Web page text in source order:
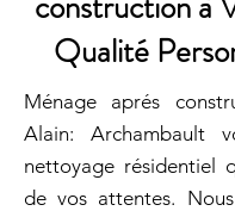
Qualité
Ménage aprés
Alain: Archambault
nettoyage résidentiel
de vos attentes.